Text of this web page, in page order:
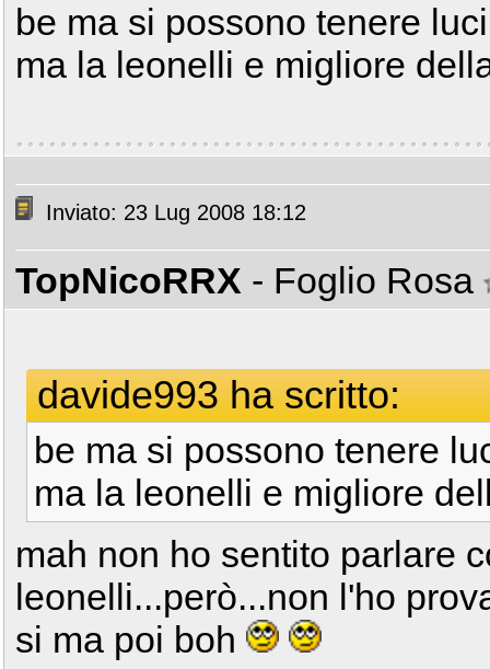
be ma si possono tenere
ma la leonelli e migliore
Inviato: 23 Lug 2008 18:12
TopNicoRRX - Foglio Rosa
davide993 ha scritto:
be ma si possono tenere
ma la leonelli e migliore
mah non ho sentito parlare
leonelli...però...non l'ho
si ma poi boh